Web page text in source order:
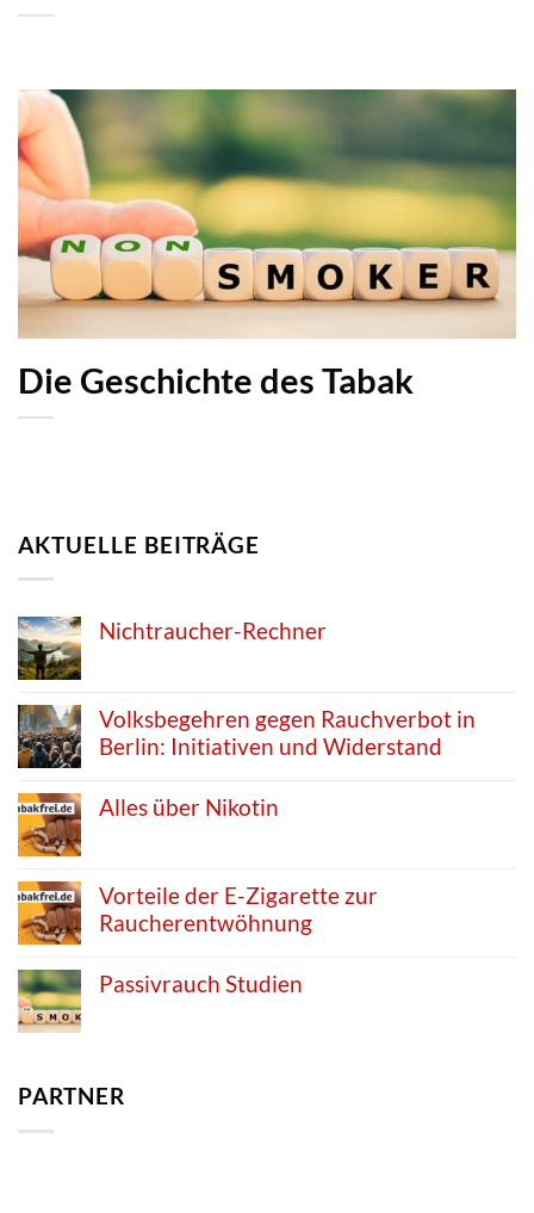
Die Geschichte des Tabak
AKTUELLE BEITRÄGE
Nichtraucher-Rechner
Volksbegehren gegen Rauchverbot in
Berlin: Initiativen und Widerstand
Alles über Nikotin
Vorteile der E-Zigarette zur
Raucherentwöhnung
Passivrauch Studien
PARTNER